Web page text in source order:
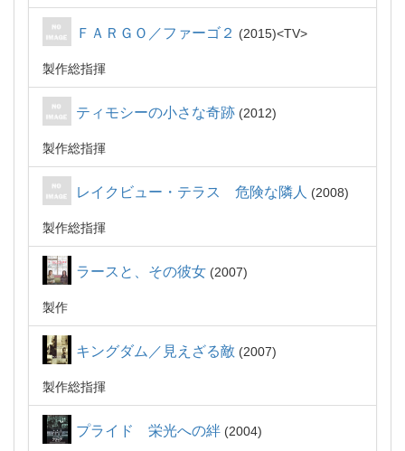
ＦＡＲＧＯ／ファーゴ２ 2015 TV
製作総指揮
ティモシーの小さな奇跡 2012
製作総指揮
レイクビュー・テラス 危険な隣人 2008
製作総指揮
ラースと、その彼女 2007
製作
キングダム／見えざる敵 2007
製作総指揮
プライド 栄光への絆 2004